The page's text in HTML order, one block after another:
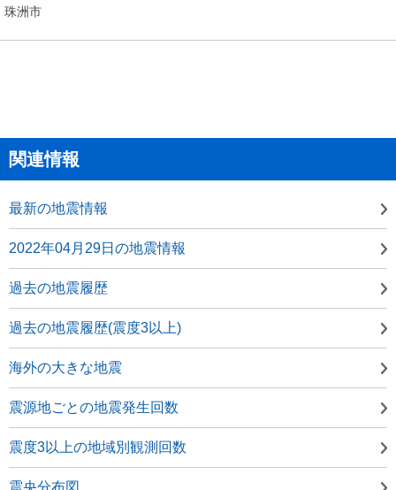
珠洲市
関連情報
最新の地震情報
2022年04月29日の地震情報
過去の地震履歴
過去の地震履歴(震度3以上)
海外の大きな地震
震源地ごとの地震発生回数
震度3以上の地域別観測回数
震央分布図